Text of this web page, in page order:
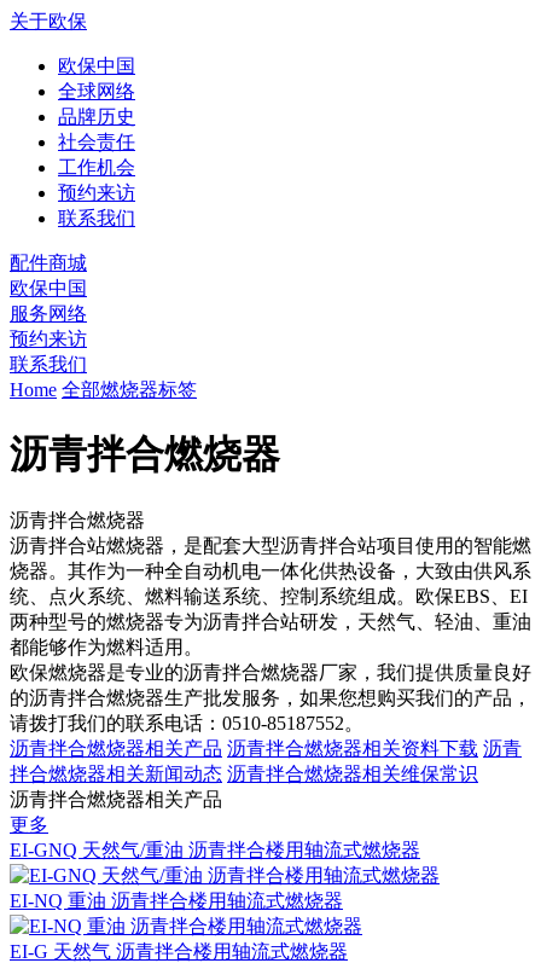
关于欧保
欧保中国
全球网络
品牌历史
社会责任
工作机会
预约来访
联系我们
配件商城
欧保中国
服务网络
预约来访
联系我们
Home 全部燃烧器标签
沥青拌合燃烧器
沥青拌合燃烧器
沥青拌合站燃烧器，是配套大型沥青拌合站项目使用的智能燃
烧器。其作为一种全自动机电一体化供热设备，大致由供风系
统、点火系统、燃料输送系统、控制系统组成。欧保EBS、EI
两种型号的燃烧器专为沥青拌合站研发，天然气、轻油、重油
都能够作为燃料适用。
欧保燃烧器是专业的沥青拌合燃烧器厂家，我们提供质量良好
的沥青拌合燃烧器生产批发服务，如果您想购买我们的产品，
请拨打我们的联系电话：0510-85187552。
沥青拌合燃烧器相关产品 沥青拌合燃烧器相关资料下载 沥青
拌合燃烧器相关新闻动态 沥青拌合燃烧器相关维保常识
沥青拌合燃烧器相关产品
更多
EI-GNQ 天然气/重油 沥青拌合楼用轴流式燃烧器
EI-NQ 重油 沥青拌合楼用轴流式燃烧器
EI-G 天然气 沥青拌合楼用轴流式燃烧器